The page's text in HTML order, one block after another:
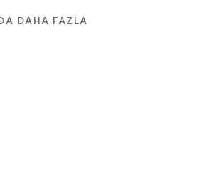
DAHA FAZLA